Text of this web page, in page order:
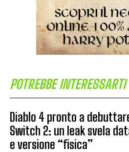
POTREBBE INTERESSARTI
Diablo 4 pronto a
Switch 2: un leak svela
e versione “fisica”